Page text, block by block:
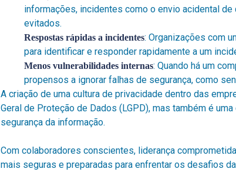
informações, incidentes como o envio acidental
evitados.
Respostas rápidas a incidentes: Organizações com
para identificar e responder rapidamente a um
Menos vulnerabilidades internas: Quando há um
propensos a ignorar falhas de segurança, como
A criação de uma cultura de privacidade dentro das
Geral de Proteção de Dados (LGPD), mas também é
segurança da informação.
Com colaboradores conscientes, liderança
mais seguras e preparadas para enfrentar os desafios